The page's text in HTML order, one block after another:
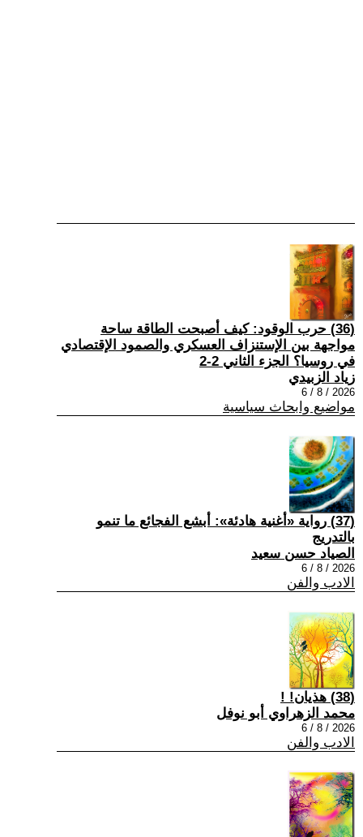
(36) حرب الوقود: كيف أصبحت الطاقة ساحة
مواجهة بين الإستنزاف العسكري والصمود الإقتصادي
في روسيا؟ الجزء الثاني 2-2
زياد الزبيدي
2026 / 8 / 6
مواضيع وابحاث سياسية
(37) رواية «أغنية هادئة»: أبشع الفجائع ما تنمو
بالتدريج
الصياد حسن سعيد
2026 / 8 / 6
الادب والفن
(38) هذيان! !
محمد الزهراوي أبو نوفل
2026 / 8 / 6
الادب والفن